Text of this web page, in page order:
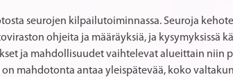
seurojen kilpailutoiminnassa. Seuroja
ohjeita ja määräyksiä, ja kysymyksissä
ja mahdollisuudet vaihtelevat alueittain niin
on mahdotonta antaa yleispätevää, koko